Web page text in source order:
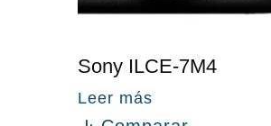
Sony ILCE-7M4
Leer más